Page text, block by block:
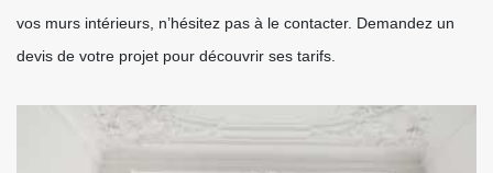
vos murs intérieurs, n’hésitez pas à le contacter. Demandez un
devis de votre projet pour découvrir ses tarifs.